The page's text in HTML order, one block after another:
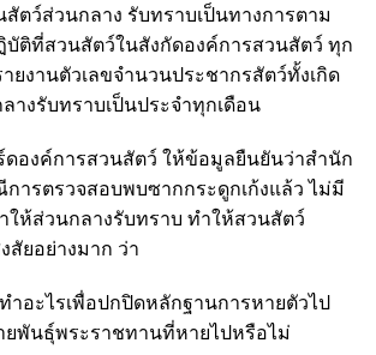
ตว์ส่วนกลาง รับทราบเป็นทางการตาม
บัติที่สวนสัตว์ในสังกัดองค์การสวนสัตว์ ทุก
ยงานตัวเลขจำนวนประชากรสัตว์ทั้งเกิด
างรับทราบเป็นประจำทุกเดือน
ดองค์การสวนสัตว์ ให้ข้อมูลยืนยันว่าสำนัก
ารตรวจสอบพบซากกระดูกเก้งแล้ว ไม่มี
ให้ส่วนกลางรับทราบ ทำให้สวนสัตว์
สัยอย่างมาก ว่า
ำอะไรเพื่อปกปิดหลักฐานการหายตัวไป
ยพันธุ์พระราชทานที่หายไปหรือไม่